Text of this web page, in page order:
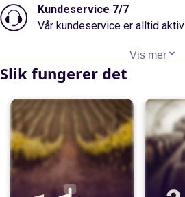
Kundeservice 7/7
Vår kundeservice er alltid aktiv
Vis mer
Slik fungerer det